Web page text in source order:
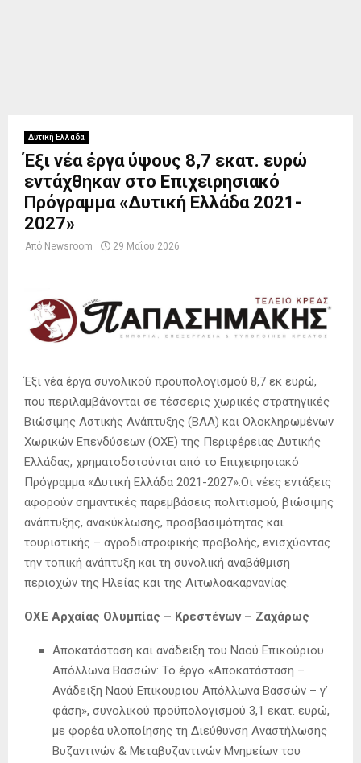
Δυτική Ελλάδα
Έξι νέα έργα ύψους 8,7 εκατ. ευρώ
εντάχθηκαν στο Επιχειρησιακό
Πρόγραμμα «Δυτική Ελλάδα 2021-
2027»
Από Newsroom 29 Μαΐου 2026
Έξι νέα έργα συνολικού προϋπολογισμού 8,7 εκ ευρώ,
που περιλαμβάνονται σε τέσσερις χωρικές στρατηγικές
Βιώσιμης Αστικής Ανάπτυξης (ΒΑΑ) και Ολοκληρωμένων
Χωρικών Επενδύσεων (ΟΧΕ) της Περιφέρειας Δυτικής
Ελλάδας, χρηματοδοτούνται από το Επιχειρησιακό
Πρόγραμμα «Δυτική Ελλάδα 2021-2027».Οι νέες εντάξεις
αφορούν σημαντικές παρεμβάσεις πολιτισμού, βιώσιμης
ανάπτυξης, ανακύκλωσης, προσβασιμότητας και
τουριστικής – αγροδιατροφικής προβολής, ενισχύοντας
την τοπική ανάπτυξη και τη συνολική αναβάθμιση
περιοχών της Ηλείας και της Αιτωλοακαρνανίας.
ΟΧΕ Αρχαίας Ολυμπίας – Κρεστένων – Ζαχάρως
Αποκατάσταση και ανάδειξη του Ναού Επικούριου
Απόλλωνα Βασσών: Το έργο «Αποκατάσταση –
Ανάδειξη Ναού Επικουριου Απόλλωνα Βασσών – γ’
φάση», συνολικού προϋπολογισμού 3,1 εκατ. ευρώ,
με φορέα υλοποίησης τη Διεύθυνση Αναστήλωσης
Βυζαντινών & Μεταβυζαντινών Μνημείων του